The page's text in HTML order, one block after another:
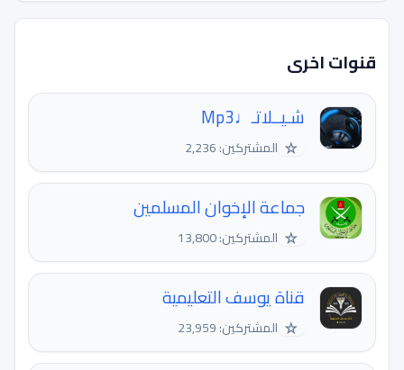
قنوات اخرى
شـيــلاتـ♩Mp3
☆ المشتركين: 2,236
جماعة الإخوان المسلمين
☆ المشتركين: 13,800
قناة يوسف التعليمية
☆ المشتركين: 23,959